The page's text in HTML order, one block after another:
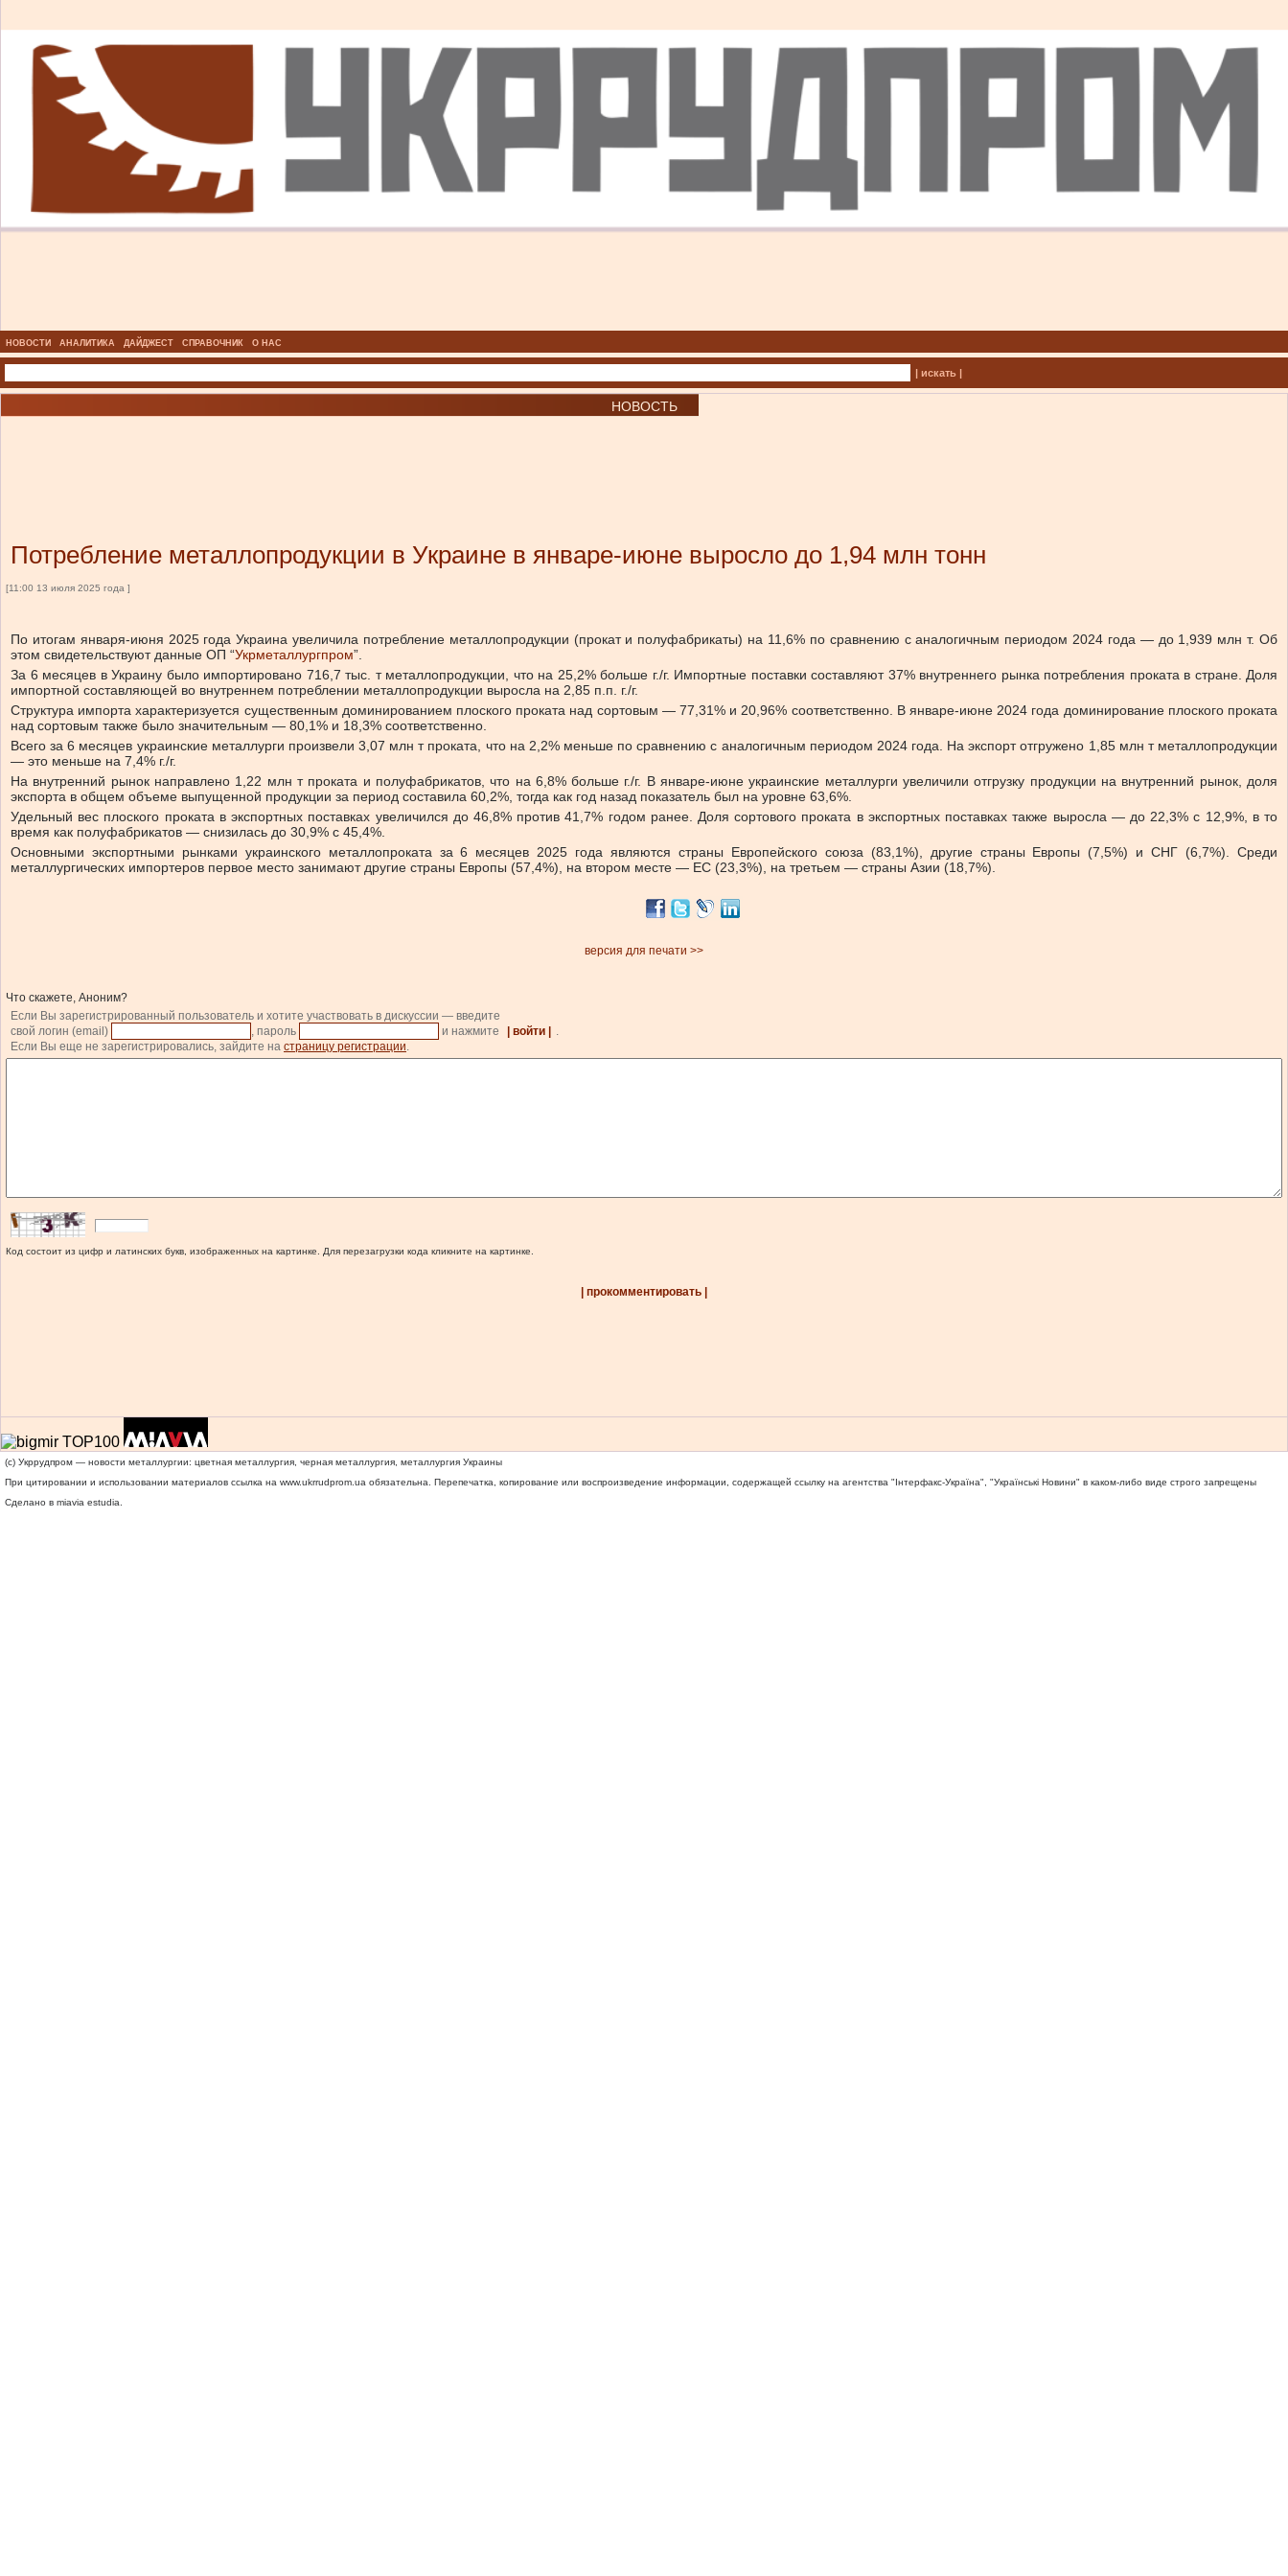
НОВОСТИ АНАЛИТИКА ДАЙДЖЕСТ СПРАВОЧНИК О НАС
| искать |
НОВОСТЬ
Потребление металлопродукции в Украине в январе-июне выросло до 1,94 млн тонн
[11:00 13 июля 2025 года ]
По итогам января-июня 2025 года Украина увеличила потребление металлопродукции (прокат и полуфабрикаты) на 11,6% по сравнению с аналогичным периодом 2024 года — до 1,939 млн т. Об
этом свидетельствуют данные ОП “Укрметаллургпром”.
За 6 месяцев в Украину было импортировано 716,7 тыс. т металлопродукции, что на 25,2% больше г./г. Импортные поставки составляют 37% внутреннего рынка потребления проката в стране. Доля
импортной составляющей во внутреннем потреблении металлопродукции выросла на 2,85 п.п. г./г.
Структура импорта характеризуется существенным доминированием плоского проката над сортовым — 77,31% и 20,96% соответственно. В январе-июне 2024 года доминирование плоского проката
над сортовым также было значительным — 80,1% и 18,3% соответственно.
Всего за 6 месяцев украинские металлурги произвели 3,07 млн т проката, что на 2,2% меньше по сравнению с аналогичным периодом 2024 года. На экспорт отгружено 1,85 млн т металлопродукции
— это меньше на 7,4% г./г.
На внутренний рынок направлено 1,22 млн т проката и полуфабрикатов, что на 6,8% больше г./г. В январе-июне украинские металлурги увеличили отгрузку продукции на внутренний рынок, доля
экспорта в общем объеме выпущенной продукции за период составила 60,2%, тогда как год назад показатель был на уровне 63,6%.
Удельный вес плоского проката в экспортных поставках увеличился до 46,8% против 41,7% годом ранее. Доля сортового проката в экспортных поставках также выросла — до 22,3% с 12,9%, в то
время как полуфабрикатов — снизилась до 30,9% с 45,4%.
Основными экспортными рынками украинского металлопроката за 6 месяцев 2025 года являются страны Европейского союза (83,1%), другие страны Европы (7,5%) и СНГ (6,7%). Среди
металлургических импортеров первое место занимают другие страны Европы (57,4%), на втором месте — ЕС (23,3%), на третьем — страны Азии (18,7%).
версия для печати >>
Что скажете, Аноним?
Если Вы зарегистрированный пользователь и хотите участвовать в дискуссии — введите
свой логин (email)
, пароль и нажмите | войти |
.
Если Вы еще не зарегистрировались, зайдите на страницу регистрации.
Код состоит из цифр и латинских букв, изображенных на картинке. Для перезагрузки кода кликните на картинке.
| прокомментировать |
(c) Укррудпром — новости металлургии: цветная металлургия, черная металлургия, металлургия Украины
При цитировании и использовании материалов ссылка на www.ukrrudprom.ua обязательна. Перепечатка, копирование или воспроизведение информации, содержащей ссылку на агентства "Iнтерфакс-Україна", "Українськi Новини" в каком-либо виде строго запрещены
Сделано в miavia estudia.